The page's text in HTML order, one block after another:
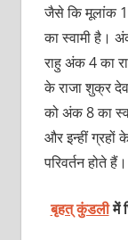
जैसे कि मूलांक 1
का स्वामी है।
राहु अंक 4 का
के राजा शुक्र
को अंक 8 का
और इन्हीं
परिवर्तन होते हैं।
बृहत् कुंडलीमें